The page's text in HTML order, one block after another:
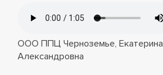
ООО ППЦ Черноземье, Екатерина
Александровна